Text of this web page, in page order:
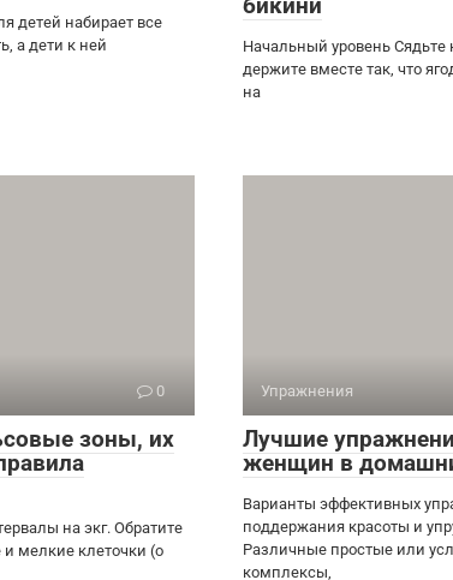
детей набирает все
а дети к ней
Начальный уровень Сядьте
держите вместе так, что
на
0
зоны, их
на экг. Обратите
мелкие клеточки (о
Упражнения
Лучшие
женщин в
Варианты эффективных
поддержания красоты и
Различные простые или
комплексы,